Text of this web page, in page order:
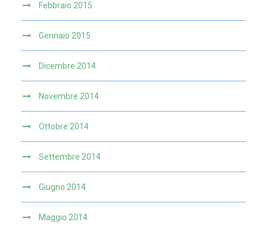
Febbraio 2015
Gennaio 2015
Dicembre 2014
Novembre 2014
Ottobre 2014
Settembre 2014
Giugno 2014
Maggio 2014